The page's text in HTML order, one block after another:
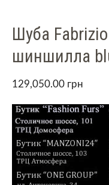
Шуба
шиншилла
129,050.00 грн